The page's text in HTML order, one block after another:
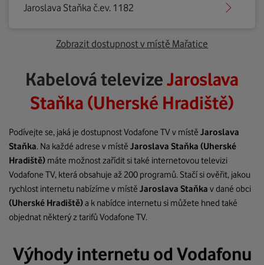
Jaroslava Staňka č.ev. 1182
Zobrazit dostupnost v místě Mařatice
Kabelová televizeJaroslava
Staňka (Uherské Hradiště)
Podívejte se, jaká je dostupnost Vodafone TV v místě Jaroslava
Staňka. Na každé adrese v místě Jaroslava Staňka (Uherské
Hradiště) máte možnost zařídit si také internetovou televizi
Vodafone TV, která obsahuje až 200 programů. Stačí si ověřit, jakou
rychlost internetu nabízíme v místě Jaroslava Staňka v dané obci
(Uherské Hradiště)a k nabídce internetu si můžete hned také
objednat některý z tarifů Vodafone TV.
Výhody internetu od Vodafonu